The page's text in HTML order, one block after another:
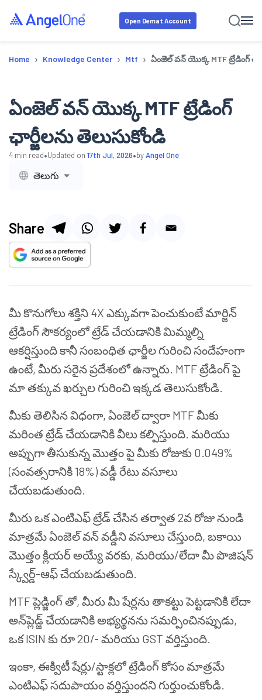
Open Demat Account
Home › Knowledge Center › Mtf › ఏంజెల్ వన్ యొక్క MTF ట్రేడింగ్
ఏంజెల్ వన్ యొక్క MTF ట్రేడింగ్
ఛార్జీలను తెలుసుకోండి
4 min read•Updated on 17th Jul, 2026•byAngel One
తెలుగు
Share
మీ కొనుగోలు శక్తిని 4X ఎక్కువగా పెంచుకుంటే మార్జిన్
ట్రేడింగ్ సౌకర్యంలో ట్రేడ్ చేయడానికి మిమ్మల్ని
ఆకర్షిస్తుంది కానీ సంబంధిత ఛార్జీల గురించి సందేహంగా
ఉంటే, మీరు సరైన ప్రదేశంలో ఉన్నారు. MTF ట్రేడింగ్ పై
మా తక్కువ ఖర్చుల గురించి ఇక్కడ తెలుసుకోండి.
మీకు తెలిసిన విధంగా, ఏంజెల్ ద్వారా MTF మీకు
మరింత ట్రేడ్ చేయడానికి వీలు కల్పిస్తుంది. మరియు
అప్పుగా తీసుకున్న మొత్తం పై మీకు రోజుకు 0.049%
(సంవత్సరానికి 18%) వడ్డీ రేటు వసూలు
చేయబడుతుంది.
మీరు ఒక ఎంటిఎఫ్ ట్రేడ్ చేసిన తర్వాత 2వ రోజు నుండి
మాత్రమే ఏంజెల్ వన్ వడ్డీని వసూలు చేస్తుంది, బకాయి
మొత్తం క్లియర్ అయ్యే వరకు, మరియు/లేదా మీ పొజిషన్
స్క్వేర్డ్-ఆఫ్ చేయబడుతుంది.
MTF ప్లెడ్జింగ్ తో, మీరు మీ షేర్లను తాకట్టు పెట్టడానికి లేదా
అన్‌ప్లెడ్జ్ చేయడానికి అభ్యర్థనను సమర్పించినప్పుడు,
ఒక ISIN కు రూ 20/- మరియు GST వర్తిస్తుంది.
ఇంకా, ఈక్విటీ షేర్లు/స్టాక్లలో ట్రేడింగ్ కోసం మాత్రమే
ఎంటిఎఫ్ సదుపాయం వర్తిస్తుందని గుర్తుంచుకోండి.